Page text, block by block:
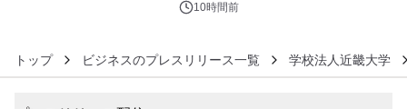
10時間前
トップ ビジネスのプレスリリース一覧 学校法人近畿大学